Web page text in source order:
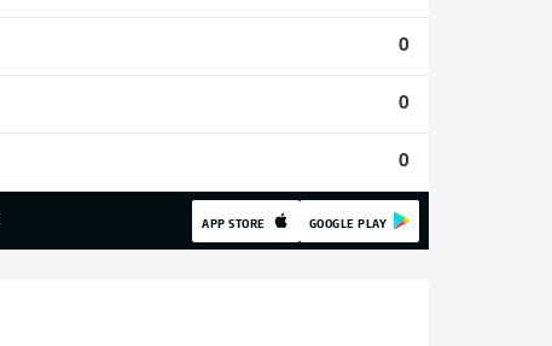
0
0
0
APP STORE GOOGLE PLAY